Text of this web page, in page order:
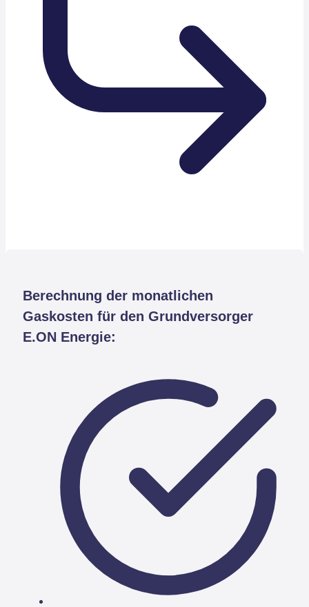
Berechnung der monatlichen
Gaskosten für den Grundversorger
E.ON Energie: